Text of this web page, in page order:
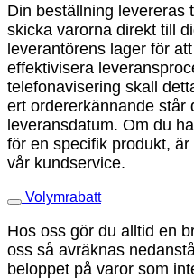
Din beställning levereras
skicka varorna direkt till
leverantörens lager för
effektivisera
telefonavisering skall
ert ordererkännande står
leveransdatum. Om du
för en specifik produkt,
vår kundservice.
Volymrabatt
Hos oss gör du alltid en
oss så avräknas
beloppet på varor som